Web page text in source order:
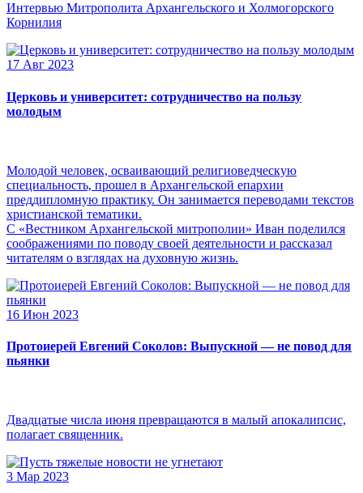
Интервью Митрополита Архангельского и Холмогорского
Корнилия
17 Авг 2023
Церковь и университет: сотрудничество на пользу
молодым
Молодой человек, осваивающий религиоведческую
специальность, прошел в Архангельской епархии
преддипломную практику. Он занимается переводами текстов
христианской тематики.
С «Вестником Архангельской митрополии» Иван поделился
соображениями по поводу своей деятельности и рассказал
читателям о взглядах на духовную жизнь.
16 Июн 2023
Протоиерей Евгений Соколов: Выпускной — не повод для
пьянки
Двадцатые числа июня превращаются в малый апокалипсис,
полагает священник.
3 Мар 2023